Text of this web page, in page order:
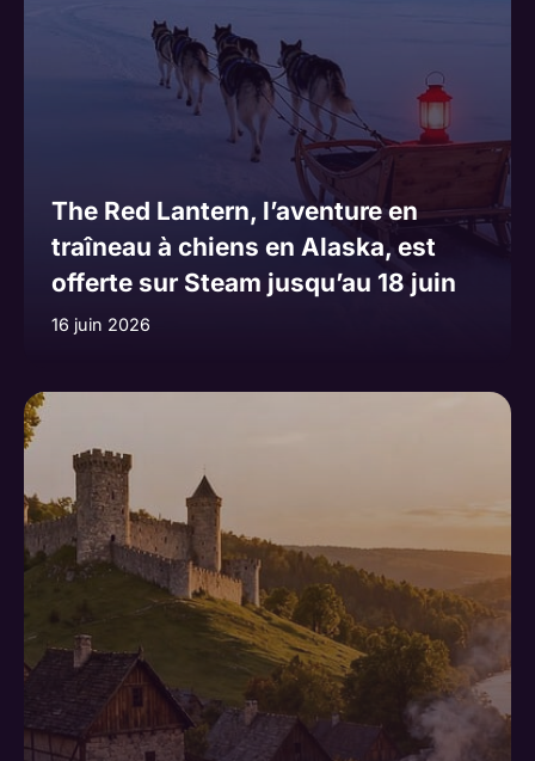
The Red Lantern, l’aventure en
traîneau à chiens en Alaska, est
offerte sur Steam jusqu’au 18 juin
16 juin 2026